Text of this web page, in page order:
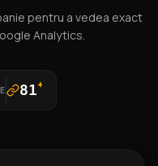
pentru a vedea exact
Analytics.
81+